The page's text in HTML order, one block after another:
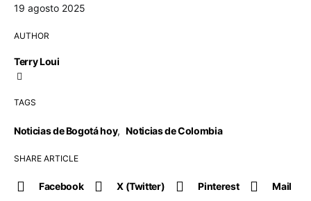
19 agosto 2025
AUTHOR
Terry Loui
TAGS
Noticias de Bogotá hoy, Noticias de Colombia
SHARE ARTICLE
Facebook X (Twitter) Pinterest Mail